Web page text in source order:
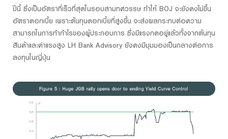
ปีนี้ ซึ่งเป็นอัตราที่เร็วที่สุดในรอบสามทศวรรษ ทำให้ BOJ จะยังคงไม่ขึ้น
อัตราดอกเบี้ย เพราะต้นทุนดอกเบี้ยที่สูงขึ้น จะส่งผลกระทบต่อความ
สามารถในการทำกำไรของผู้ประกอบการ ซึ่งมีแรงกดอยู่แล้วทั้งจากต้นทุน
สินค้าและค่าแรงสูง LH Bank Advisory ยังคงมีมุมมองเป็นกลางต่อการ
ลงทุนในญี่ปุ่น